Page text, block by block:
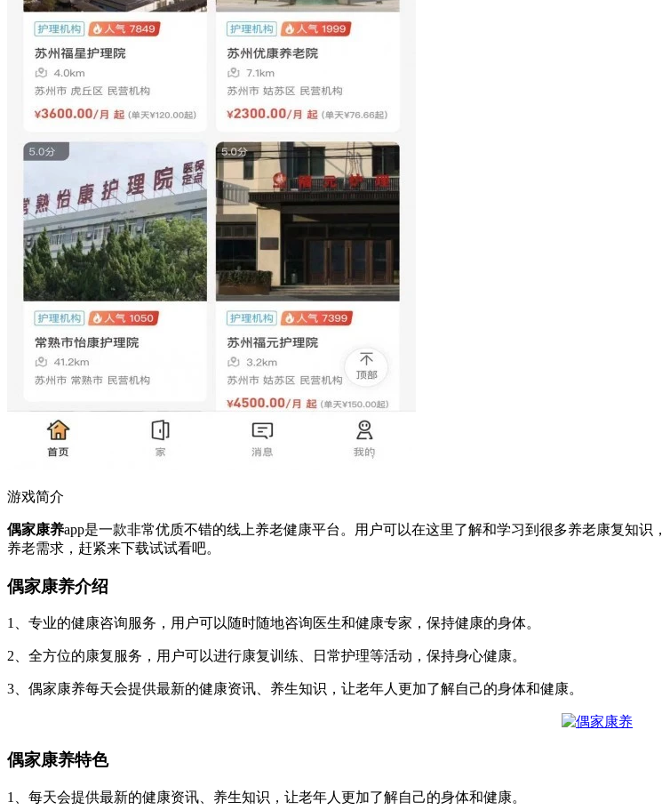
游戏简介
偶家康养app是一款非常优质不错的线上养老健康平台。用户可以在这里了解和学习到很多养老康复知
养老需求，赶紧来下载试试看吧。
偶家康养介绍
1、专业的健康咨询服务，用户可以随时随地咨询医生和健康专家，保持健康的身体。
2、全方位的康复服务，用户可以进行康复训练、日常护理等活动，保持身心健康。
3、偶家康养每天会提供最新的健康资讯、养生知识，让老年人更加了解自己的身体和健康。
偶家康养特色
1、每天会提供最新的健康资讯、养生知识，让老年人更加了解自己的身体和健康。